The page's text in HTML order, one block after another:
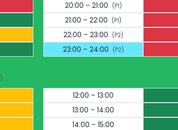
20:00 – 21:00 (P1)
21:00 – 22:00 (P1)
22:00 – 23:00 (P2)
23:00 – 24:00 (P2)
12:00 – 13:00
13:00 – 14:00
14:00 – 15:00